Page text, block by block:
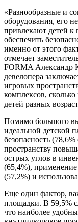
«Разнообразные и
оборудования, его
привлекают детей к
обеспечить
именно от этого
отмечает
FORMA Александр
девелопера
игровых
комплексов,
детей разных
Помимо большого
идеальной детской
безопасность
пространству
острых углов в
(65,4%),
(57,2%) и
Еще один фактор,
площадки. В 59,5%
что наиболее